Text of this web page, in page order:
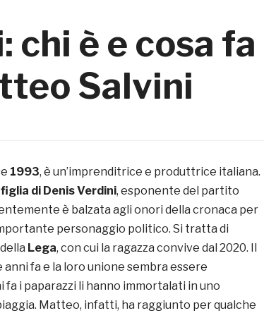
chi è e cosa fa
Salvini
1993, è un’imprenditrice e produttrice italiana.
figlia di Denis Verdini, esponente del partito
è balzata agli onori della cronaca per
personaggio politico. Si tratta di
Lega, con cui la ragazza convive dal 2020. Il
fa e la loro unione sembra essere
fa i paparazzi li hanno immortalati in uno
Matteo, infatti, ha raggiunto per qualche